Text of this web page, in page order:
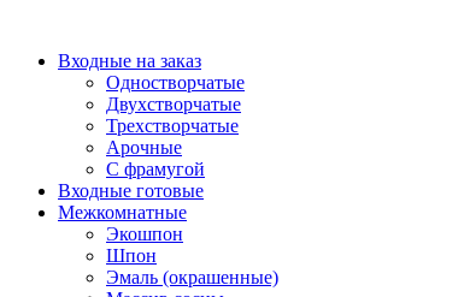
содержимому
Входные на заказ
Одностворчатые
Двухстворчатые
Трехстворчатые
Арочные
С фрамугой
Входные готовые
Межкомнатные
Экошпон
Шпон
Эмаль (окрашенные)